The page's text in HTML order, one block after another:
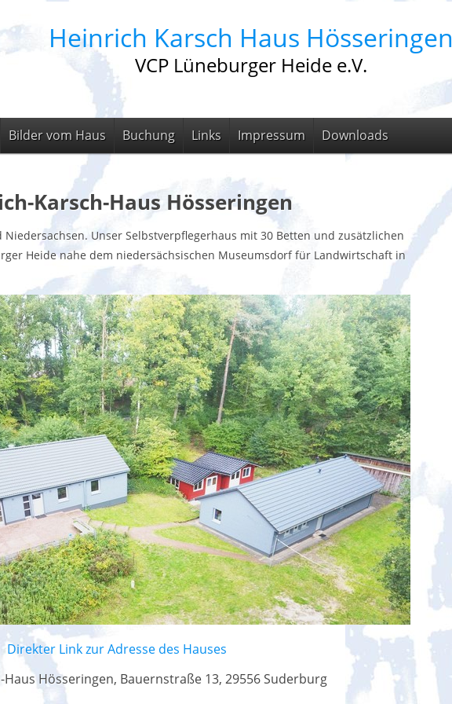
Heinrich Karsch Haus Hösseringen
VCP Lüneburger Heide e.V.
Bilder vom Haus Buchung Links Impressum Downloads
Karsch-Haus Hösseringen
Niedersachsen. Unser Selbstverpflegerhaus mit 30 Betten und zusätzlichen
Heide nahe dem niedersächsischen Museumsdorf für Landwirtschaft in
Direkter Link zur Adresse des Hauses
Hösseringen, Bauernstraße 13, 29556 Suderburg